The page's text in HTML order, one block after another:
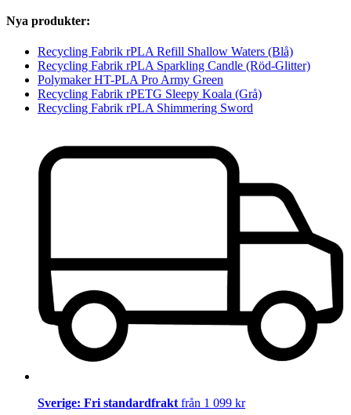
Nya produkter:
Recycling Fabrik rPLA Refill Shallow Waters (Blå)
Recycling Fabrik rPLA Sparkling Candle (Röd-Glitter)
Polymaker HT-PLA Pro Army Green
Recycling Fabrik rPETG Sleepy Koala (Grå)
Recycling Fabrik rPLA Shimmering Sword
Sverige: Fri standardfrakt från 1 099 kr